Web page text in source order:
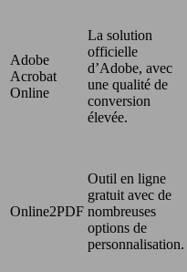
Adobe
Acrobat
Online
La solution
officielle
d’Adobe, avec
une qualité de
conversion
élevée.
Online2PDF
Outil en ligne
gratuit avec de
nombreuses
options de
personnalisation.